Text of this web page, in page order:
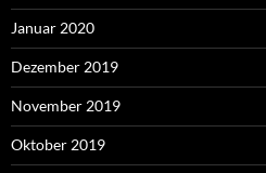
Januar 2020
Dezember 2019
November 2019
Oktober 2019